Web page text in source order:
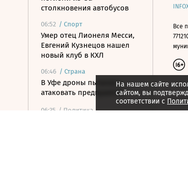
столкновения автобусов
06:52 / Спорт
Умер отец Лионеля Месси,
Евгений Кузнецов нашел
новый клуб в КХЛ
06:46 / Страна
В Уфе дроны пытались
атаковать предприятия
06:35 / Политика
На нашем сайте
сайтом, вы
соответствии с
Все